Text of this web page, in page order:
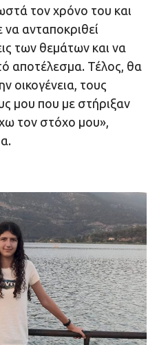
τον χρόνο του και
ανταποκριθεί
των θεμάτων και να
αποτέλεσμα. Τέλος, θα
οικογένεια, τους
μου που με στήριξαν
τον στόχο μου»,